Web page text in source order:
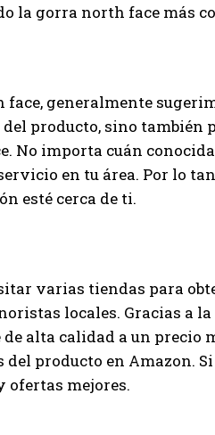
la gorra north face más
generalmente
producto, sino también
No importa cuán
en tu área. Por lo
esté cerca de ti.
varias tiendas para
locales. Gracias a
alta calidad a un precio
producto en Amazon.
ofertas mejores.